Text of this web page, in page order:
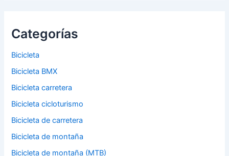
Categorías
Bicicleta
Bicicleta BMX
Bicicleta carretera
Bicicleta cicloturismo
Bicicleta de carretera
Bicicleta de montaña
Bicicleta de montaña (MTB)